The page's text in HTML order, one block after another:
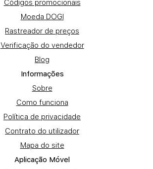
Códigos promocionais
Moeda DOGI
Rastreador de preços
Verificação do vendedor
Blog
Informações
Sobre
Como funciona
Política de privacidade
Contrato do utilizador
Mapa do site
Aplicação Móvel